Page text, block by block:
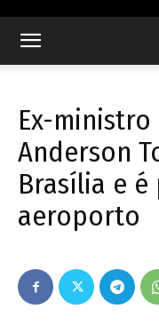
Ex-
Anderson
Brasília e é
aeroporto